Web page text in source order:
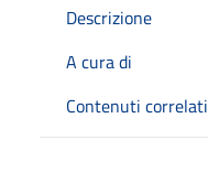
Descrizione
A cura di
Contenuti correlati